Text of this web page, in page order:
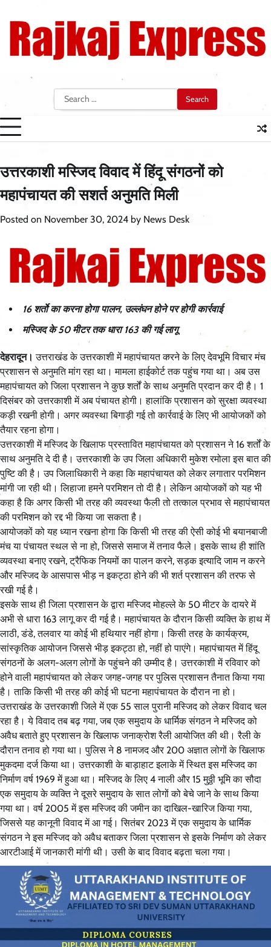
content
Search
for:
उत्तरकाशी मस्जिद विवाद में हिंदू संगठनों को
महापंचायत की सशर्त अनुमति मिली
Posted on November 30, 2024 by News Desk
16 शर्ताे का करना होगा पालन, उल्लंघन होने पर होगी कार्रवाई
मस्जिद के 50 मीटर तक धारा 163 की गई लागू
देहरादून। उत्तराखंड के उत्तरकाशी में महापंचायत करने के लिए देवभूमि विचार मंच
प्रशासन से अनुमति मांग रहा था। मामला हाईकोर्ट तक पहुंच गया था। अब उस
महापंचायत को जिला प्रशासन ने कुछ शर्तों के साथ अनुमति प्रदान कर दी है। 1
दिसंबर को उत्तरकाशी में अब पंचायत होगी। हालांकि प्रशासन को सुरक्षा व्यवस्था
कड़ी रखनी होगी। अगर व्यवस्था बिगाड़ी गई तो कार्रवाई के लिए भी आयोजकों को
तैयार रहना होगा।
उत्तरकाशी में मस्जिद के खिलाफ प्रस्तावित महापंचायत को प्रशासन ने 16 शर्तों के
साथ अनुमति दे दी है। उत्तरकाशी के उप जिला अधिकारी मुकेश रमोला इस बात की
पुष्टि की है। उप जिलाधिकारी ने कहा कि महापंचायत को लेकर लगातार परमिशन
मांगी जा रही थी। लिहाजा हमने परमिशन तो दी है। लेकिन आयोजकों को यह भी
कहा है कि अगर किसी भी तरह की व्यवस्था फैली तो तत्काल प्रभाव से महापंचायत
की परमिशन को रद्द भी किया जा सकता है।
आयोजकों को यह ध्यान रखना होगा कि किसी भी तरह की ऐसी कोई भी बयानबाजी
मंच या पंचायत स्थल से ना हो, जिससे समाज में तनाव फैले। इसके साथ ही शांति
व्यवस्था बनाए रखने, ट्रैफिक नियमों का पालन करने, सड़क इत्यादि जाम न करने
और मस्जिद के आसपास भीड़ न इकट्ठा होने की भी शर्त प्रशासन की तरफ से
रखी गई है।
इसके साथ ही जिला प्रशासन के द्वारा मस्जिद मोहल्ले के 50 मीटर के दायरे में
अभी से धारा 163 लागू कर दी गई है। महापंचायत के दौरान किसी व्यक्ति के हाथ में
लाठी, डंडे, तलवार या कोई भी हथियार नहीं होगा। किसी तरह के कार्यक्रम,
सांस्कृतिक आयोजन जिससे भीड़ इकट्ठा हो, नहीं हो पाएंगे। महापंचायत में हिंदू
संगठनों के अलग-अलग लोगों के पहुंचने की उम्मीद है। उत्तरकाशी में रविवार को
होने वाली महापंचायत को लेकर जगह-जगह पर पुलिस प्रशासन तैनात किया गया
है। ताकि किसी भी तरह की कोई भी घटना महापंचायत के दौरान ना हो।
उत्तराखंड के उत्तरकाशी जिले में एक 55 साल पुरानी मस्जिद को लेकर विवाद चल
रहा है। ये विवाद तब बढ़ गया, जब एक समुदाय के धार्मिक संगठन ने मस्जिद को
अवैध बताते हुए प्रशासन के खिलाफ जनाक्रोश रैली आयोजित की थी। रैली के
दौरान तनाव हो गया था। पुलिस ने 8 नामजद और 200 अज्ञात लोगों के खिलाफ
मुकदमा दर्ज किया था। उत्तरकाशी के बाड़ाहाट इलाके में स्थित इस मस्जिद का
निर्माण वर्ष 1969 में हुआ था। मस्जिद के लिए 4 नाली और 15 मुठ्ठी भूमि का सौदा
एक समुदाय के व्यक्ति ने दूसरे समुदाय के सात लोगों को बेचे जाने के साथ किया
गया था। वर्ष 2005 में इस मस्जिद की जमीन का दाखिल-खारिज किया गया,
जिससे यह कानूनी विवाद में आ गई। सितंबर 2023 में एक समुदाय के धार्मिक
संगठन ने इस मस्जिद को अवैध बताकर जिला प्रशासन से इसके निर्माण को लेकर
आरटीआई में जानकारी मांगी थी। उसी के बाद विवाद बढ़ता चला गया।